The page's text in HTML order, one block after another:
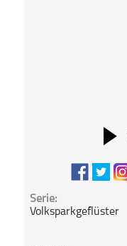
Serie:
Volksparkgeflüster